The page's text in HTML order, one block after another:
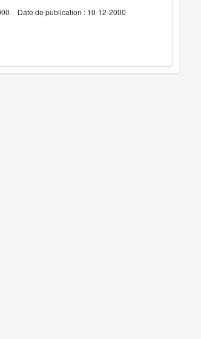
Date de publication : 10-12-2000